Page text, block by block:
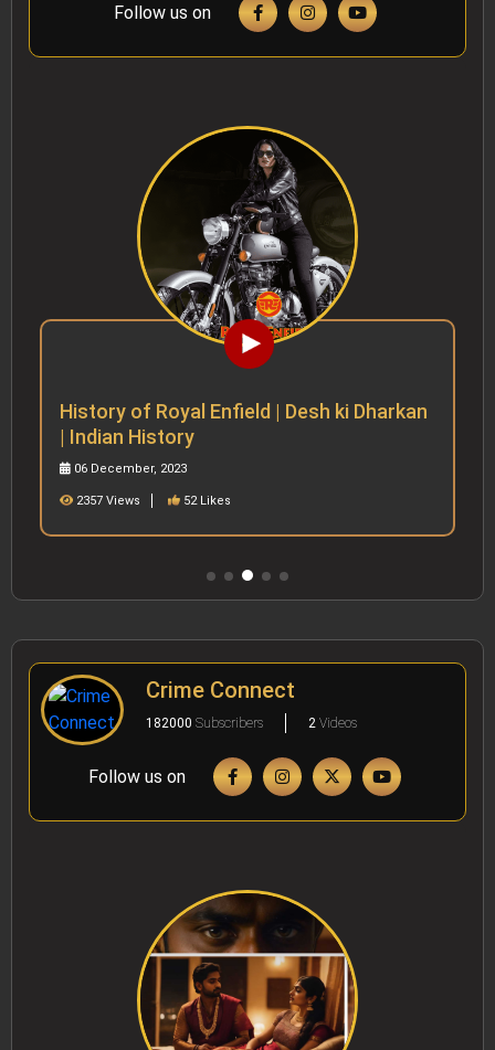
Follow us on
History of Royal Enfield | Desh ki Dharkan
| Indian History
06 December, 2023
2357 Views 52 Likes
Crime Connect
182000 Subscribers 2Videos
Follow us on